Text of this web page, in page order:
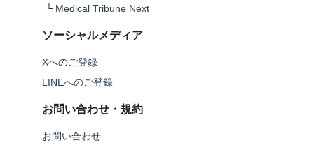
└ Medical Tribune Next
ソーシャルメディア
Xへのご登録
LINEへのご登録
お問い合わせ・規約
お問い合わせ